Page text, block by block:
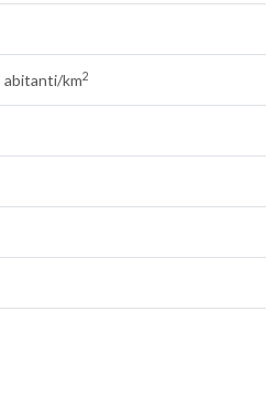
abitanti/km2